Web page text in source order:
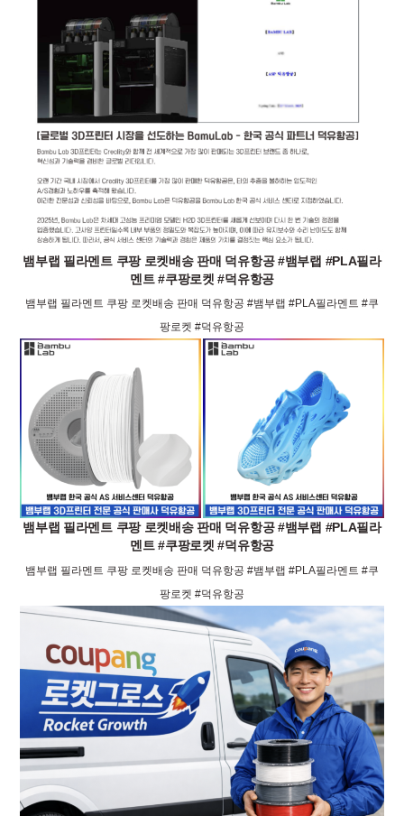
뱀부랩 필라멘트 쿠팡 로켓배송 판매 덕유항공 #뱀부랩 #PLA필라
멘트 #쿠팡로켓 #덕유항공
뱀부랩 필라멘트 쿠팡 로켓배송 판매 덕유항공 #뱀부랩 #PLA필라멘트 #쿠
팡로켓 #덕유항공
뱀부랩 필라멘트 쿠팡 로켓배송 판매 덕유항공 #뱀부랩 #PLA필라
멘트 #쿠팡로켓 #덕유항공
뱀부랩 필라멘트 쿠팡 로켓배송 판매 덕유항공 #뱀부랩 #PLA필라멘트 #쿠
팡로켓 #덕유항공